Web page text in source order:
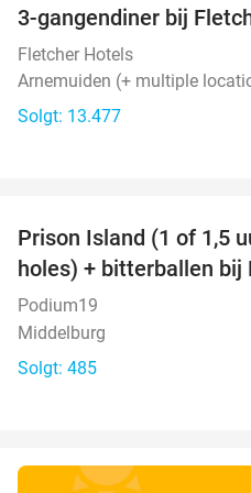
3-gangendiner bij
Fletcher Hotels
Arnemuiden (+ multiple
Solgt: 13.477
Prison Island (1 of 1,5
holes) + bitterballen bij
Podium19
Middelburg
Solgt: 485